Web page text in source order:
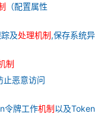
（配置属性
及处理机制,保存系统异
制
止恶意访问
令牌工作机制以及Token